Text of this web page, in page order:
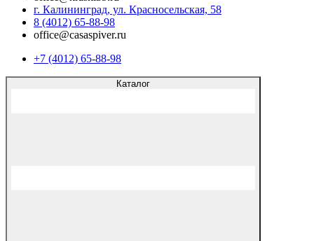
г. Калининград, ул. Красносельская, 58
8 (4012) 65-88-98
office@casaspiver.ru
+7 (4012) 65-88-98
Каталог